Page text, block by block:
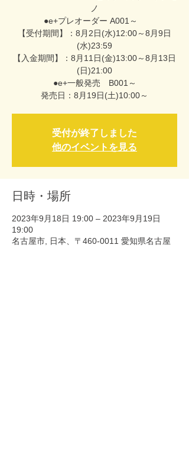
ノ
●e+プレオーダー A001～
【受付期間】：8月2日(水)12:00～8月9日
(水)23:59
【入金期間】：8月11日(金)13:00～8月13日
(日)21:00
●e+一般発売 B001～
受付が終了しました
他のイベントを見る
日時・場所
2023年9月18日 19:00 – 2023年9月19日
19:00
名古屋市, 日本、〒460-0011 愛知県名古屋